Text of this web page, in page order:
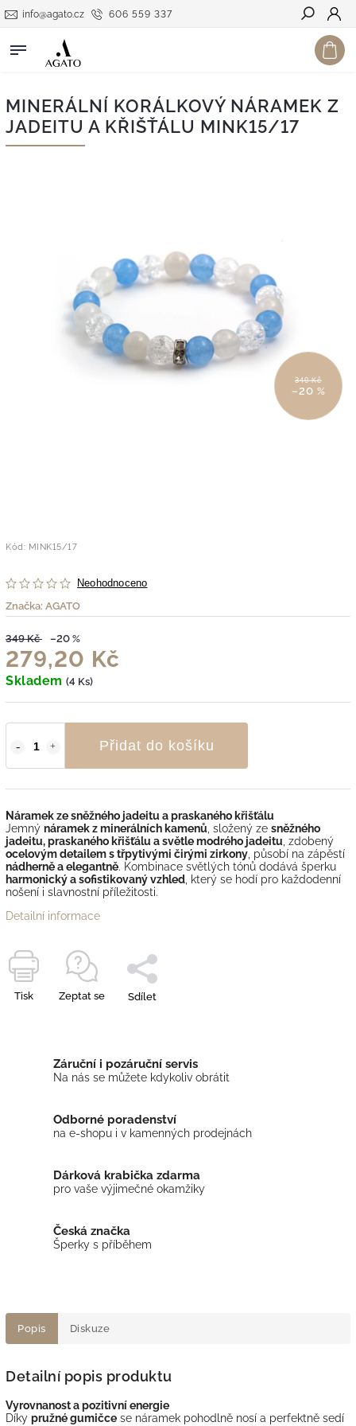
606 559 337
info@agato.cz
Hledat
MINERÁLNÍ KORÁLKOVÝ NÁRAMEK Z
JADEITU A KŘIŠŤÁLU MINK15/17
349 Kč
–20 %
Kód: MINK15/17
Neohodnoceno
Značka: AGATO
349 Kč –20 %
279,20 Kč
Skladem (4 Ks)
Přidat do košíku
Náramek ze sněžného jadeitu a praskaného křišťálu
Jemný náramek z minerálních kamenů , složený ze sněžného
jadeitu, praskaného křišťálu a světle modrého jadeitu , zdobený
ocelovým detailem s třpytivými čirými zirkony , působí na zápěstí
nádherně a elegantně. Kombinace světlých tónů dodává šperku
harmonický a sofistikovaný vzhled , který se hodí pro každodenní
nošení i slavnostní příležitosti.
Detailní informace
Tisk Zeptat se Sdílet
Záruční i pozáruční servis
Na nás se můžete kdykoliv obrátit
Odborné poradenství
na e-shopu i v kamenných prodejnách
Dárková krabička zdarma
pro vaše výjimečné okamžiky
Česká značka
Šperky s příběhem
Popis Diskuze
Detailní popis produktu
Vyrovnanost a pozitivní energie
Díky pružné gumičce se náramek pohodlně nosí a perfektně sedí